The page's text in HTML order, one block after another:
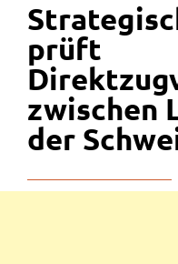
prüft
zwischen
der